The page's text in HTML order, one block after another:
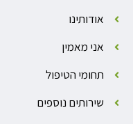
אודותינו
אני מאמין
תחומי הטיפול
שירותים נוספים